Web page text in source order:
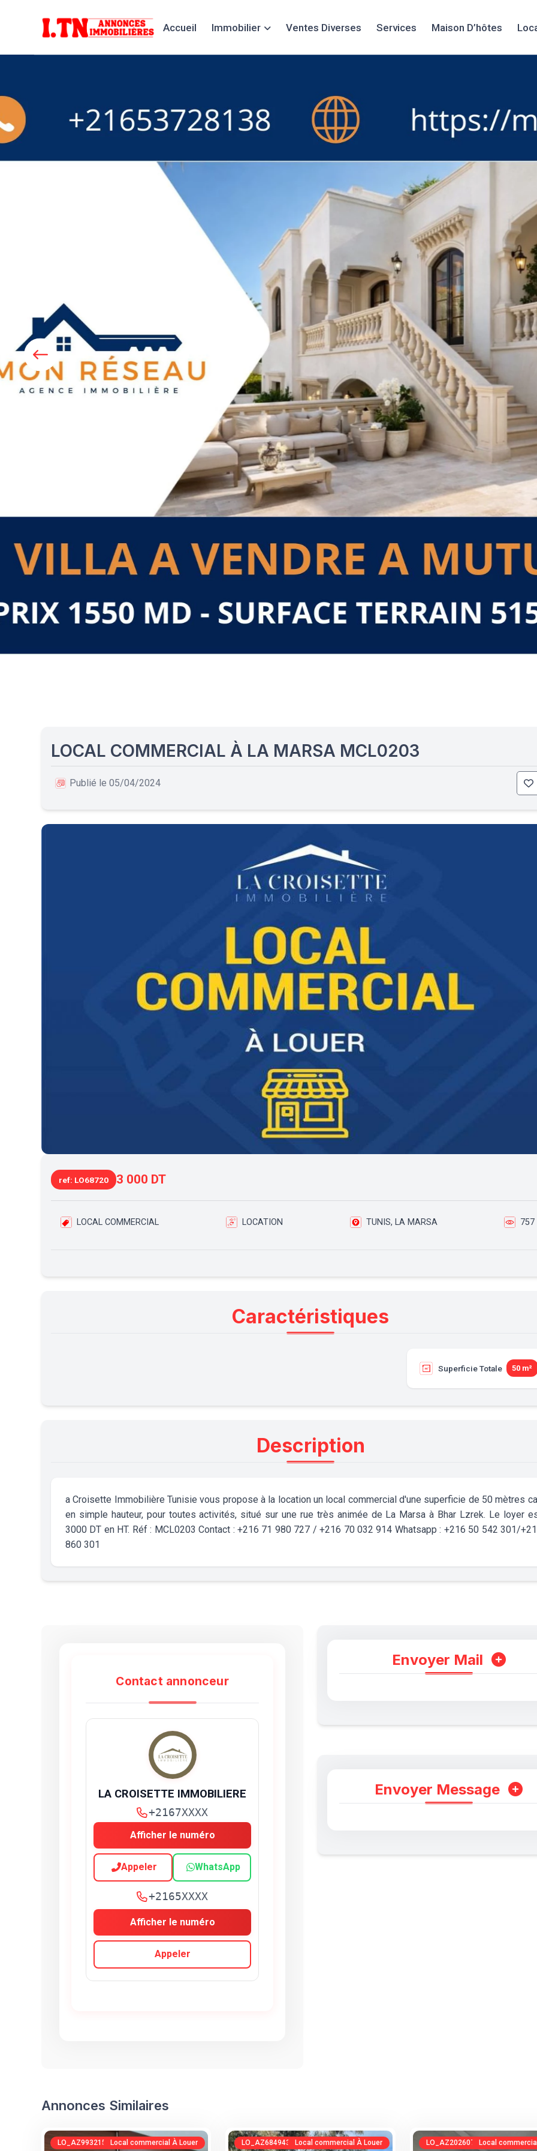
Accueil Immobilier Ventes Diverses Services Maison D’hôtes
LOCAL COMMERCIAL À LA MARSA MCL0203
Publié le 05/04/2024
ref: LO68720 3 000 DT
LOCAL COMMERCIAL LOCATION TUNIS, LA MARSA 757
Caractéristiques
Superficie Totale 50 m²
Description
a Croisette Immobilière Tunisie vous propose à la location un local commercial d'une superficie de 50 mètres
en simple hauteur, pour toutes activités, situé sur une rue très animée de La Marsa à Bhar Lzrek. Le loyer
3000 DT en HT. Réf : MCL0203 Contact : +216 71 980 727 / +216 70 032 914 Whatsapp : +216 50 542 301/
860 301
Contact annonceur
LA CROISETTE IMMOBILIERE
+2167XXXX
Afficher le numéro
Appeler WhatsApp
+2165XXXX
Afficher le numéro
Appeler
Envoyer Mail
Envoyer Message
Annonces Similaires
LO_AZ993215039Local commercial À Louer LO_AZ684943186Local commercial À Louer LO_AZ20260718112629945147
Local